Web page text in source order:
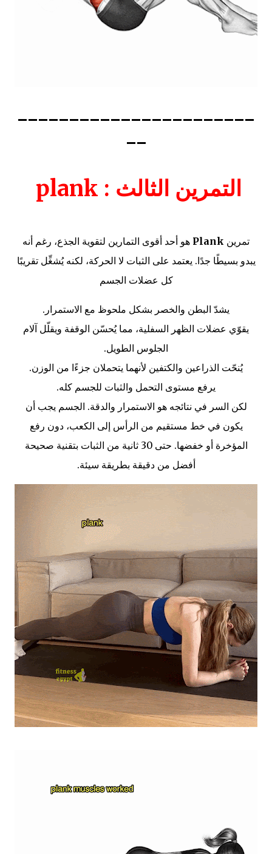
-----------------------
--
التمرين الثالث : plank
تمرين Plank هو أحد أقوى التمارين لتقوية الجذع، رغم أنه
يبدو بسيطًا جدًا. يعتمد على الثبات لا الحركة، لكنه يُشغِّل تقريبًا
كل عضلات الجسم
يشدّ البطن والخصر بشكل ملحوظ مع الاستمرار.
يقوّي عضلات الظهر السفلية، مما يُحسّن الوقفة ويقلّل آلام
الجلوس الطويل.
يُنحّت الذراعين والكتفين لأنهما يتحملان جزءًا من الوزن.
يرفع مستوى التحمل والثبات للجسم كله.
لكن السر في نتائجه هو الاستمرار والدقة. الجسم يجب أن
يكون في خط مستقيم من الرأس إلى الكعب، دون رفع
المؤخرة أو خفضها. حتى 30 ثانية من الثبات بتقنية صحيحة
أفضل من دقيقة بطريقة سيئة.